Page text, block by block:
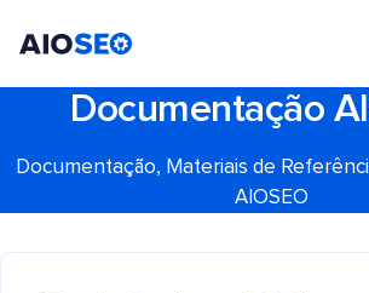
Documentação
Documentação, Materiais de
AIOSEO